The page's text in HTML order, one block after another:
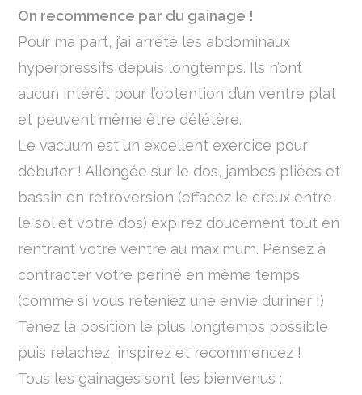
On recommence par du gainage !
Pour ma part, j’ai arrêté les abdominaux
hyperpressifs depuis longtemps. Ils n’ont
aucun intérêt pour l’obtention d’un ventre plat
et peuvent même être délétère.
Le vacuum est un excellent exercice pour
débuter ! Allongée sur le dos, jambes pliées et
bassin en retroversion (effacez le creux entre
le sol et votre dos) expirez doucement tout en
rentrant votre ventre au maximum. Pensez à
contracter votre periné en même temps
(comme si vous reteniez une envie d’uriner !)
Tenez la position le plus longtemps possible
puis relachez, inspirez et recommencez !
Tous les gainages sont les bienvenus :